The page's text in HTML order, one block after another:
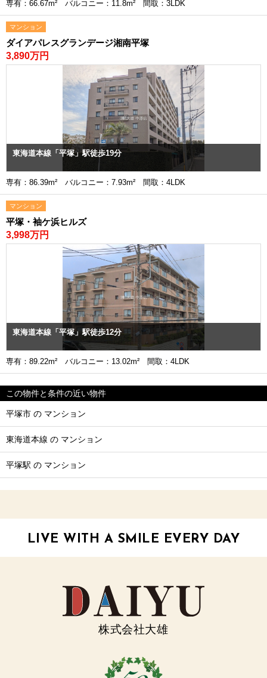
専有：66.67m² バルコニー：11.8m² 間取：3LDK
マンション
ダイアパレスグランデージ湘南平塚
3,890万円
東海道本線「平塚」駅徒歩19分
専有：86.39m² バルコニー：7.93m² 間取：4LDK
マンション
平塚・袖ケ浜ヒルズ
3,998万円
東海道本線「平塚」駅徒歩12分
専有：89.22m² バルコニー：13.02m² 間取：4LDK
この物件と条件の近い物件
平塚市 の マンション
東海道本線 の マンション
平塚駅 の マンション
LIVE WITH A SMILE EVERY DAY
株式会社大雄